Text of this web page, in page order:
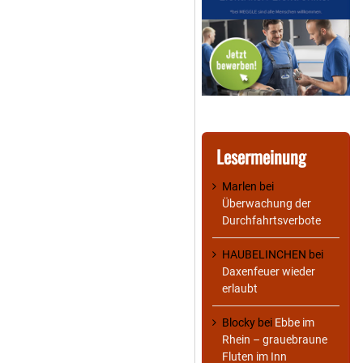
Lesermeinung
Marlen bei
Überwachung der
Durchfahrtsverbote
HAUBELINCHEN bei
Daxenfeuer wieder
erlaubt
Blocky bei Ebbe im
Rhein – grauebraune
Fluten im Inn